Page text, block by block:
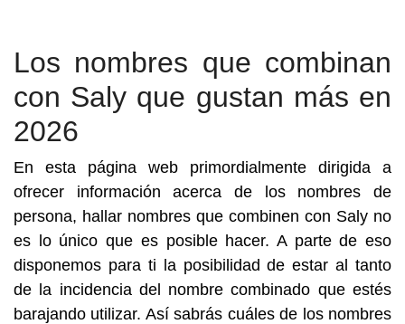
Los nombres que combinan
con Saly que gustan más en
2026
En esta página web primordialmente dirigida a
ofrecer información acerca de los nombres de
persona, hallar nombres que combinen con Saly no
es lo único que es posible hacer. A parte de eso
disponemos para ti la posibilidad de estar al tanto
de la incidencia del nombre combinado que estés
barajando utilizar. Así sabrás cuáles de los nombres